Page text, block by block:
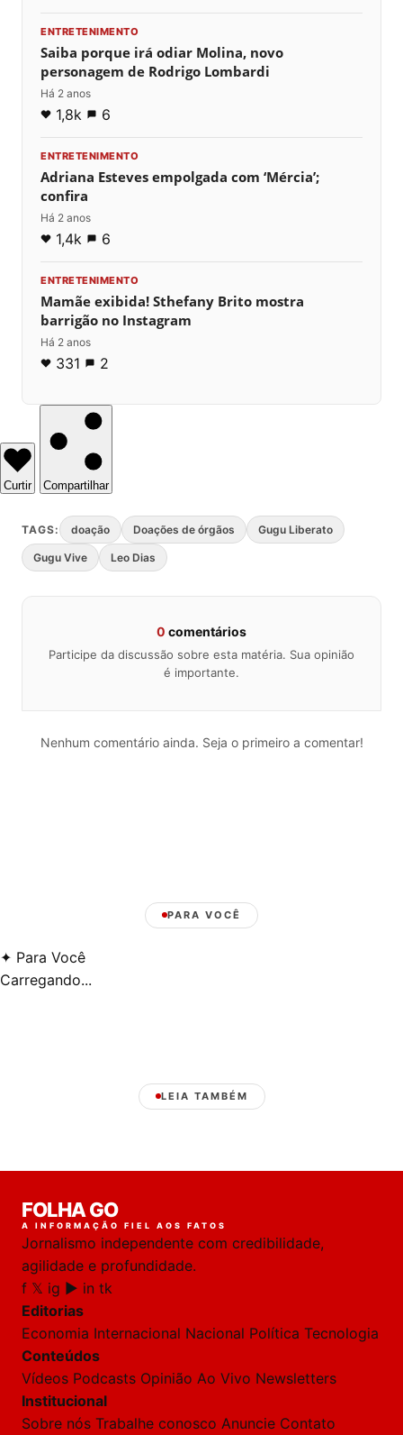
ENTRETENIMENTO
Saiba porque irá odiar Molina, novo
personagem de Rodrigo Lombardi
Há 2 anos
1,8k 6
ENTRETENIMENTO
Adriana Esteves empolgada com ‘Mércia’;
confira
Há 2 anos
1,4k 6
ENTRETENIMENTO
Mamãe exibida! Sthefany Brito mostra
barrigão no Instagram
Há 2 anos
331 2
Curtir Compartilhar
TAGS: doação Doações de órgãos Gugu Liberato
Gugu Vive Leo Dias
0 comentários
Participe da discussão sobre esta matéria. Sua opinião
é importante.
Nenhum comentário ainda. Seja o primeiro a comentar!
PARA VOCÊ
✦ Para Você
Carregando...
LEIA TAMBÉM
online
Laura
FOLHA GO
A INFORMAÇÃO FIEL AOS FATOS
Jornalismo independente com credibilidade,
agilidade e profundidade.
f 𝕏 ig ▶ in tk
Editorias
Economia Internacional Nacional Política Tecnologia
Conteúdos
Vídeos Podcasts Opinião Ao Vivo Newsletters
Institucional
Sobre nós Trabalhe conosco Anuncie Contato